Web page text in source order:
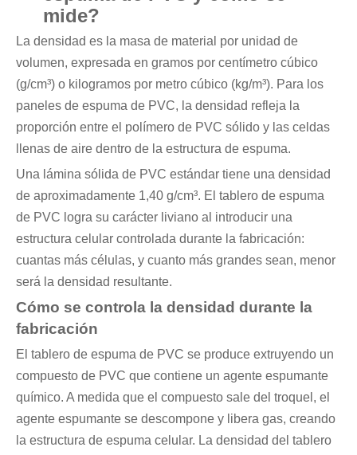
mide?
La densidad es la masa de material por unidad de
volumen, expresada en gramos por centímetro cúbico
(g/cm³) o kilogramos por metro cúbico (kg/m³). Para los
paneles de espuma de PVC, la densidad refleja la
proporción entre el polímero de PVC sólido y las celdas
llenas de aire dentro de la estructura de espuma.
Una lámina sólida de PVC estándar tiene una densidad
de aproximadamente 1,40 g/cm³. El tablero de espuma
de PVC logra su carácter liviano al introducir una
estructura celular controlada durante la fabricación:
cuantas más células, y cuanto más grandes sean, menor
será la densidad resultante.
Cómo se controla la densidad durante la
fabricación
El tablero de espuma de PVC se produce extruyendo un
compuesto de PVC que contiene un agente espumante
químico. A medida que el compuesto sale del troquel, el
agente espumante se descompone y libera gas, creando
la estructura de espuma celular. La densidad del tablero